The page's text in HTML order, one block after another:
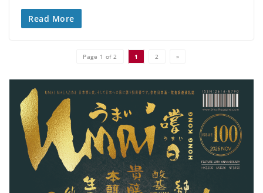
Read More
Page 1 of 2 1 2 »